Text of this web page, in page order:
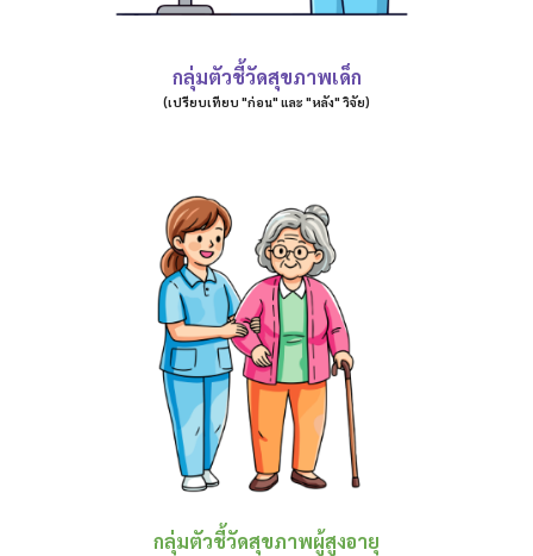
กลุ่มตัวชี้วัดสุขภาพเด็ก
(เปรียบเทียบ "ก่อน" และ "หลัง" วิจัย)
กลุ่มตัวชี้วัดสุขภาพผู้สูงอายุ